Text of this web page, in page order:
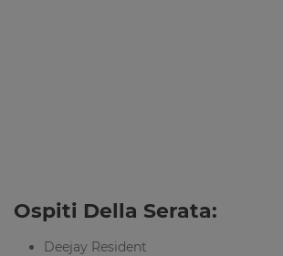
Ospiti Della Serata:
Deejay Resident